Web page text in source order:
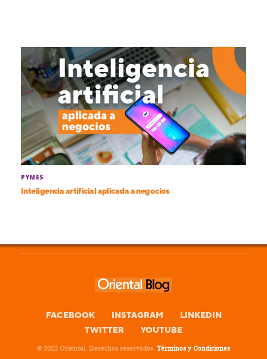
PYMES
Inteligencia artificial aplicada a negocios
FACEBOOK INSTAGRAM
LINKEDIN
TWITTER
YOUTUBE
© 2022 Oriental. Derechos reservados. Términos y Condiciones